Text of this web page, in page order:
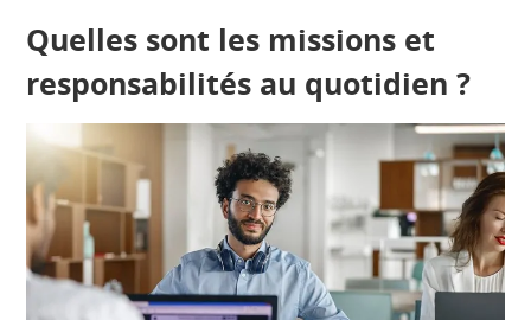
Quelles sont les missions et
responsabilités au quotidien ?